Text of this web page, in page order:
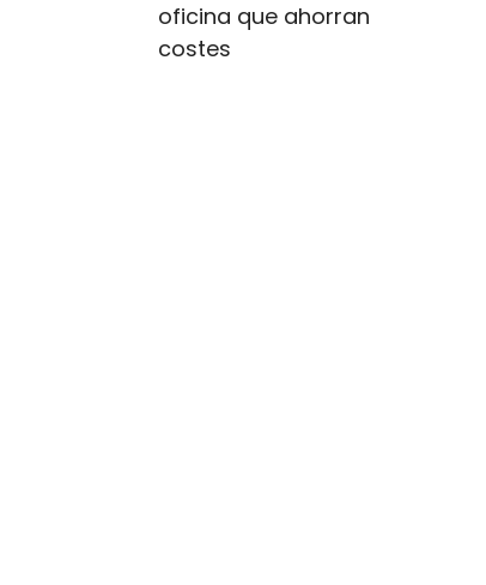
oficina que ahorran
costes